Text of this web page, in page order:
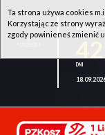
WKK
Ta strona używa cookies
Korzystając ze strony
zgody powinieneś zmienić